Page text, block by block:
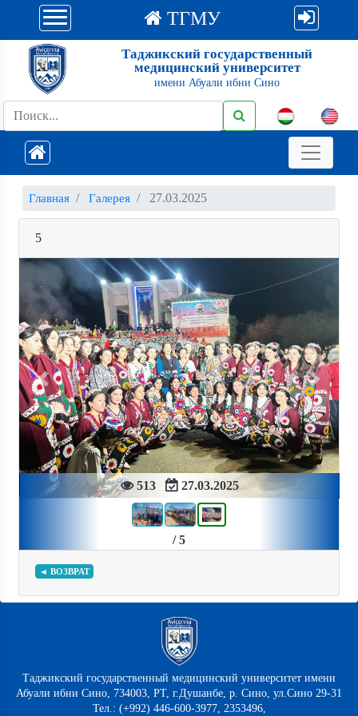
ТГМУ
Таджикский государственный
медицинский университет
имени Абуали ибни Сино
Главная Галерея 27.03.2025
5
513 27.03.2025
Previous Next
/ 5
◄ ВОЗВРАТ
Таджикский государственный медицинский университет имени
Абуали ибни Сино, 734003, РТ, г.Душанбе, р. Сино, ул.Сино 29-31
Тел.: (+992) 446-600-3977, 2353496,